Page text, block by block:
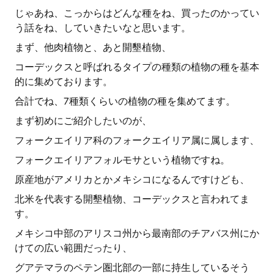
じゃあね、こっからはどんな種をね、買ったのかってい
う話をね、していきたいなと思います。
まず、他肉植物と、あと開墾植物、
コーデックスと呼ばれるタイプの種類の植物の種を基本
的に集めております。
合計でね、7種類くらいの植物の種を集めてます。
まず初めにご紹介したいのが、
フォークエイリア科のフォークエイリア属に属します、
フォークエイリアフォルモサという植物ですね。
原産地がアメリカとかメキシコになるんですけども、
北米を代表する開墾植物、コーデックスと言われてま
す。
メキシコ中部のアリスコ州から最南部のチアバス州にか
けての広い範囲だったり、
グアテマラのペテン圏北部の一部に持生しているそう